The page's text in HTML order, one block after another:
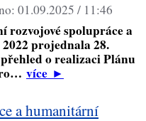
01.09.2025 / 11:46
rozvojové spolupráce a
projednala 28.
o realizaci Plánu
více►
a humanitární